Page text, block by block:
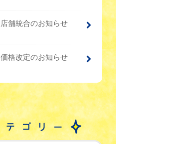
店舗統合のお知らせ
価格改定のお知らせ